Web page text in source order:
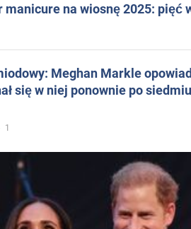
na wiosnę 2025: pięć
Meghan Markle
się w niej ponownie po
1